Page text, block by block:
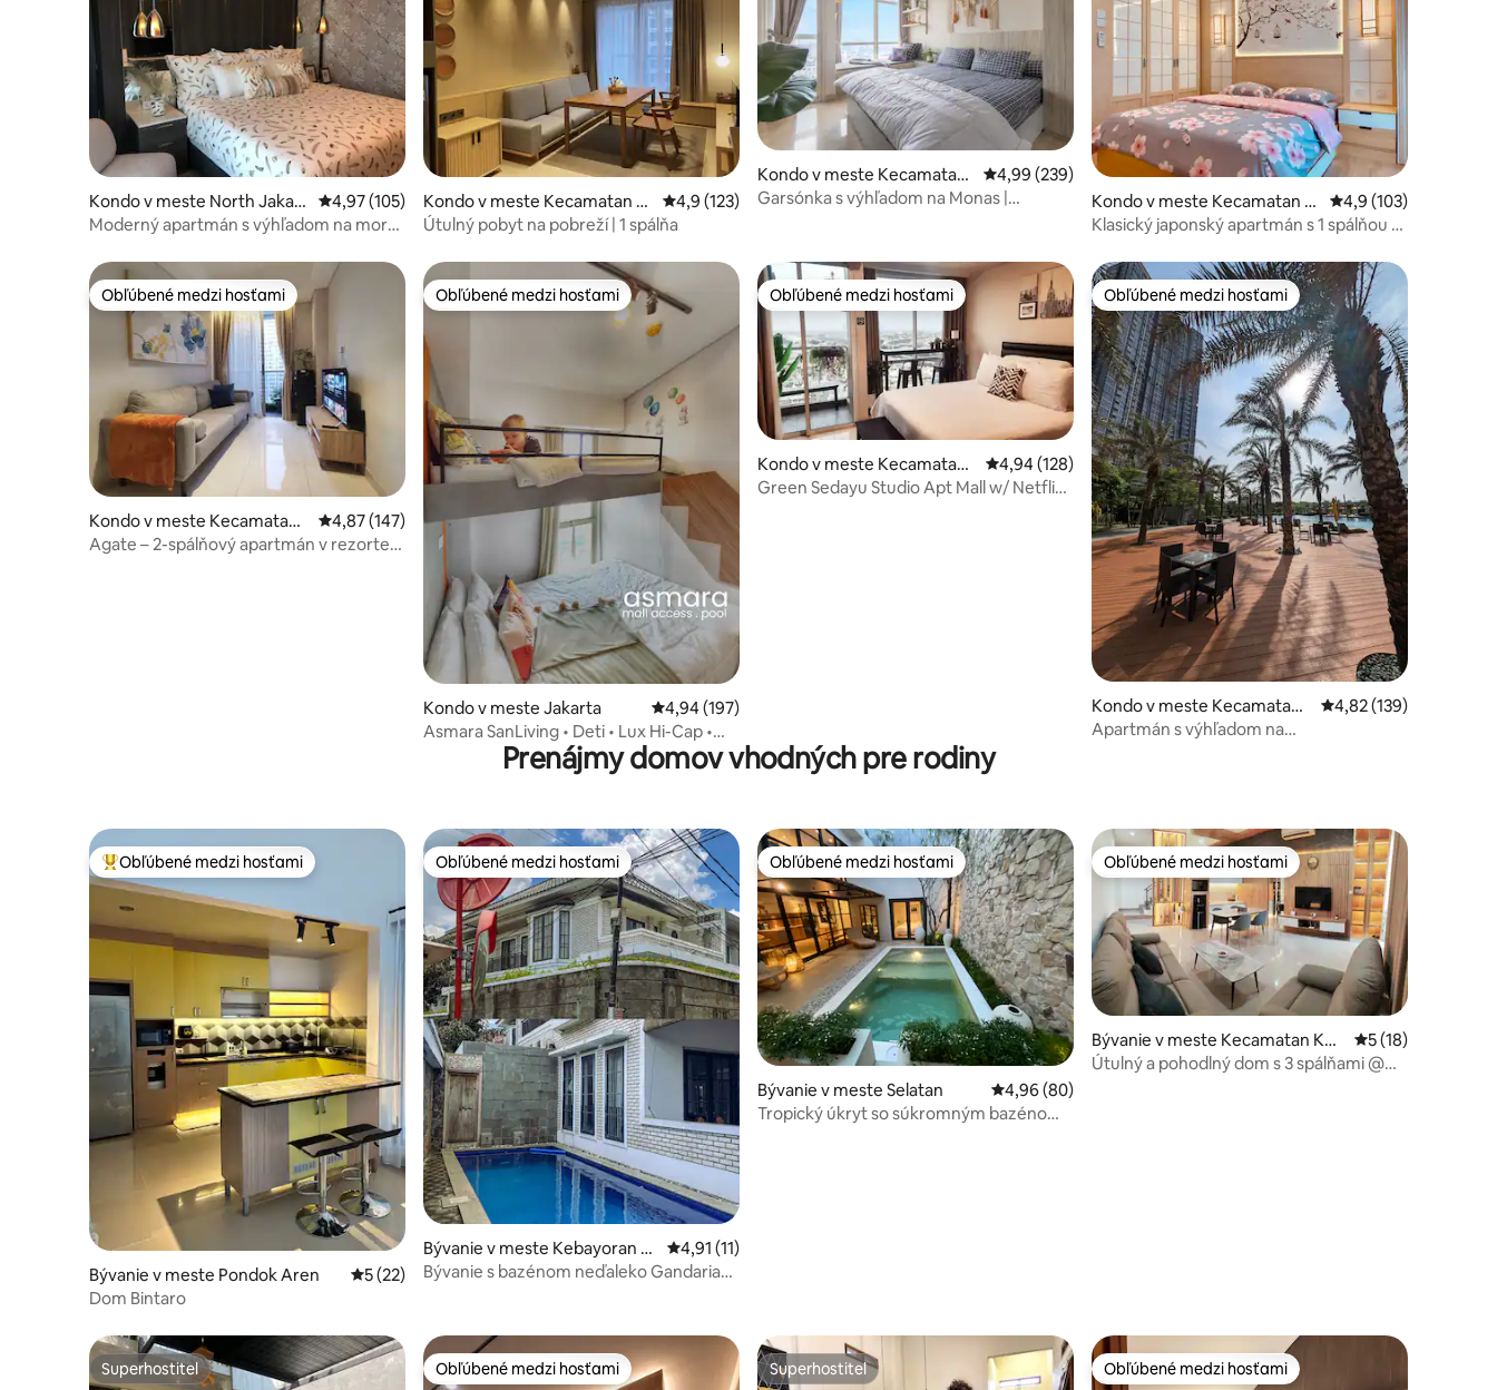
Kondo v meste North Jakart
a
Priemerné ohodnotenie 4,97 z 5, počet hodnotení: 105
4,97 (105)
Moderný apartmán s výhľadom na more
Kondo v meste Kecamatan P
enjaringan
Priemerné ohodnotenie 4,9 z 5, počet hodnotení: 123
4,9 (123)
Útulný pobyt na pobreží | 1 spálňa
Kondo v meste Kecamatan
Menteng
Priemerné ohodnotenie 4,99 z 5, počet hodnotení: 239
4,99 (239)
Garsónka s výhľadom na Monas |
Kondo v meste Kecamatan G
rogol petamburan
Priemerné
4,9 (103)
Klasický japonský apartmán s 1 spálňou –
Obľúbené medzi hosťami
Obľúbené medzi hosťami
Kondo v meste Kecamatan
Grogol petamburan
Priemerné ohodnotenie 4,87 z 5, počet hodnotení: 147
4,87 (147)
Agate – 2-spálňový apartmán v rezorte
Obľúbené medzi hosťami
Obľúbené medzi hosťami
Kondo v meste Jakarta Priemerné ohodnotenie 4,94 z 5, počet hodnotení: 197
4,94 (197)
Asmara SanLiving • Deti • Lux Hi-Cap •
Nákupné centrum • Bazén
Obľúbené medzi hosťami
Obľúbené medzi hosťami
Kondo v meste Kecamatan
Cengkareng
Priemerné ohodnotenie 4,94 z 5, počet hodnotení: 128
4,94 (128)
Green Sedayu Studio Apt Mall w/ Netflix
Obľúbené medzi hosťami
Obľúbené medzi hosťami
Kondo v meste Kecamatan
Penjaringan
Priemerné
4,82 (139)
Apartmán s výhľadom na
Prenájmy domov vhodných pre rodiny
Najobľúbenejšie medzi hosťami
Obľúbené medzi hosťami
Bývanie v meste Pondok Aren Priemerné ohodnotenie 5 z 5, počet hodnotení: 22
5 (22)
Dom Bintaro
Obľúbené medzi hosťami
Obľúbené medzi hosťami
Bývanie v meste Kebayoran La
ma
Priemerné ohodnotenie 4,91 z 5, počet hodnotení: 11
4,91 (11)
Bývanie s bazénom neďaleko Gandaria
Obľúbené medzi hosťami
Obľúbené medzi hosťami
Bývanie v meste Selatan Priemerné ohodnotenie 4,96 z 5, počet hodnotení: 80
4,96 (80)
Tropický úkryt so súkromným bazénom
Obľúbené medzi hosťami
Obľúbené medzi hosťami
Bývanie v meste Kecamatan Kos
ambi
Priemerné
5 (18)
Útulný a pohodlný dom s 3 spálňami @
Superhostiteľ
Superhostiteľ Obľúbené medzi hosťami
Obľúbené medzi hosťami Superhostiteľ
Superhostiteľ Obľúbené medzi hosťami
Obľúbené medzi hosťami